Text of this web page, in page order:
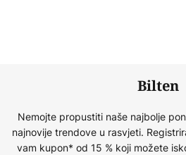
Bilten
Nemojte propustiti naše najbolje
najnovije trendove u rasvjeti.
vam kupon* od 15 % koji možete